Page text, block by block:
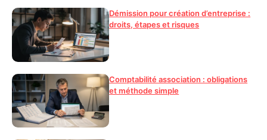
Démission pour création d’entreprise :
droits, étapes et risques
Comptabilité association : obligations
et méthode simple